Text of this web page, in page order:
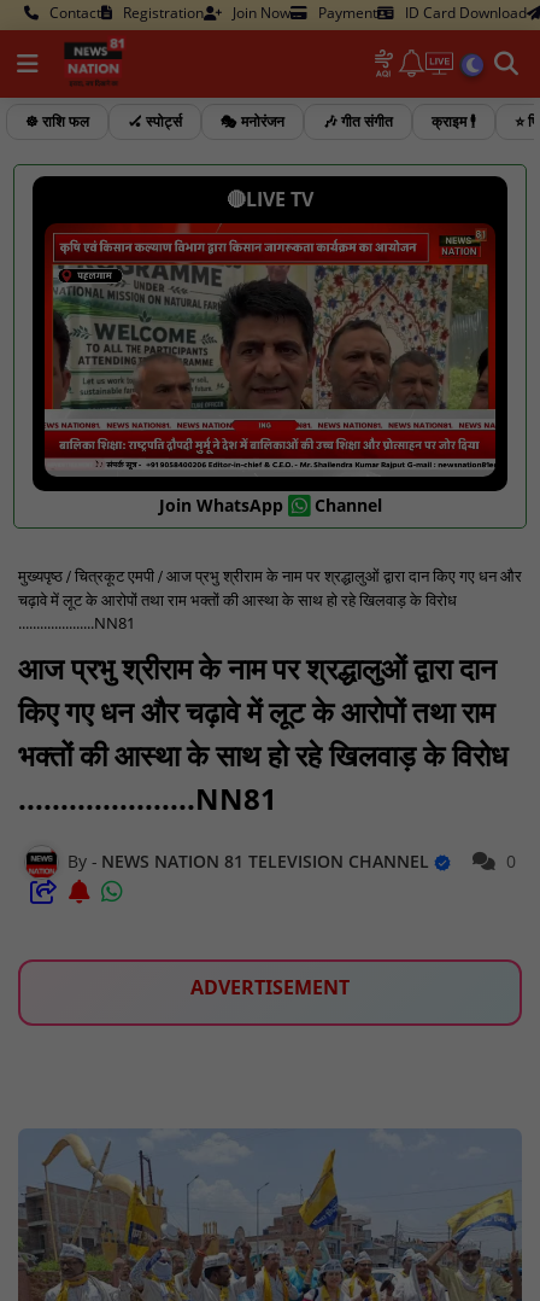
Contact Registration Join Now Payment ID Card Download
☸️ राशि फल 🏑 स्पोर्ट्स 🎭 मनोरंजन 🎶 गीत संगीत क्राइम 🕴️ ⭐
🔴LIVE TV
Join WhatsApp Channel
मुख्यपृष्ठ चित्रकूट एमपी आज प्रभु श्रीराम के नाम पर श्रद्धालुओं द्वारा दान किए गए धन और
चढ़ावे में लूट के आरोपों तथा राम भक्तों की आस्था के साथ हो रहे खिलवाड़ के विरोध
.....................NN81
आज प्रभु श्रीराम के नाम पर श्रद्धालुओं द्वारा दान
किए गए धन और चढ़ावे में लूट के आरोपों तथा राम
भक्तों की आस्था के साथ हो रहे खिलवाड़ के विरोध
.....................NN81
NEWS NATION 81 TELEVISION CHANNEL 0
ADVERTISEMENT